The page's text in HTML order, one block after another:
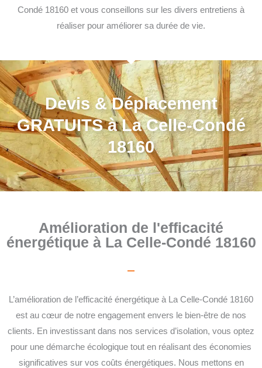
Condé 18160 et vous conseillons sur les divers entretiens à
réaliser pour améliorer sa durée de vie.
Devis & Déplacement
GRATUITS à La Celle-Condé
18160
Amélioration de l'efficacité
énergétique à La Celle-Condé 18160
L’amélioration de l’efficacité énergétique à La Celle-Condé 18160
est au cœur de notre engagement envers le bien-être de nos
clients. En investissant dans nos services d’isolation, vous optez
pour une démarche écologique tout en réalisant des économies
significatives sur vos coûts énergétiques. Nous mettons en